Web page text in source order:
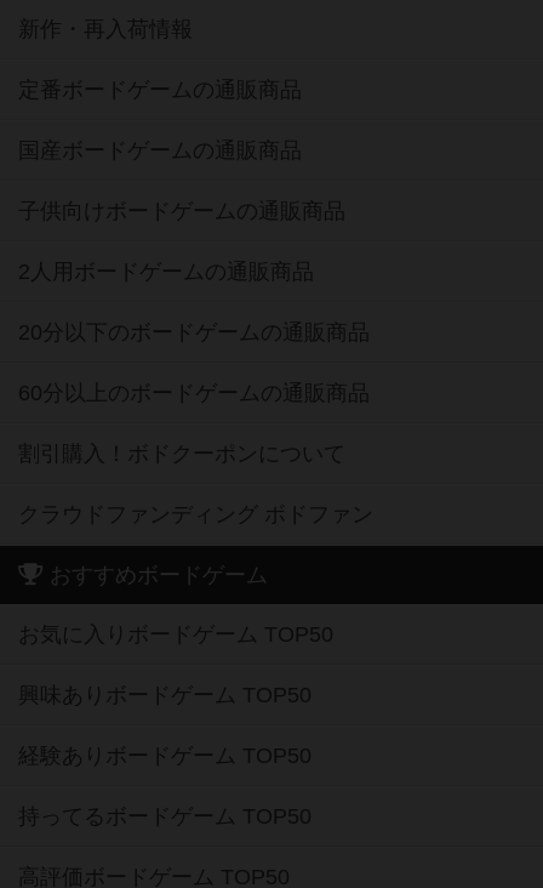
新作・再入荷情報
定番ボードゲームの通販商品
国産ボードゲームの通販商品
子供向けボードゲームの通販商品
2人用ボードゲームの通販商品
20分以下のボードゲームの通販商品
60分以上のボードゲームの通販商品
割引購入！ボドクーポンについて
クラウドファンディング ボドファン
おすすめボードゲーム
お気に入りボードゲーム TOP50
興味ありボードゲーム TOP50
経験ありボードゲーム TOP50
持ってるボードゲーム TOP50
高評価ボードゲーム TOP50